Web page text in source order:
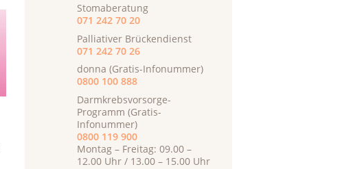
Stomaberatung
071 242 70 20
Palliativer Brückendienst
071 242 70 26
donna (Gratis-Infonummer)
0800 100 888
Darmkrebsvorsorge-
Programm (Gratis-
Infonummer)
0800 119 900
Montag – Freitag: 09.00 –
12.00 Uhr / 13.00 – 15.00 Uhr